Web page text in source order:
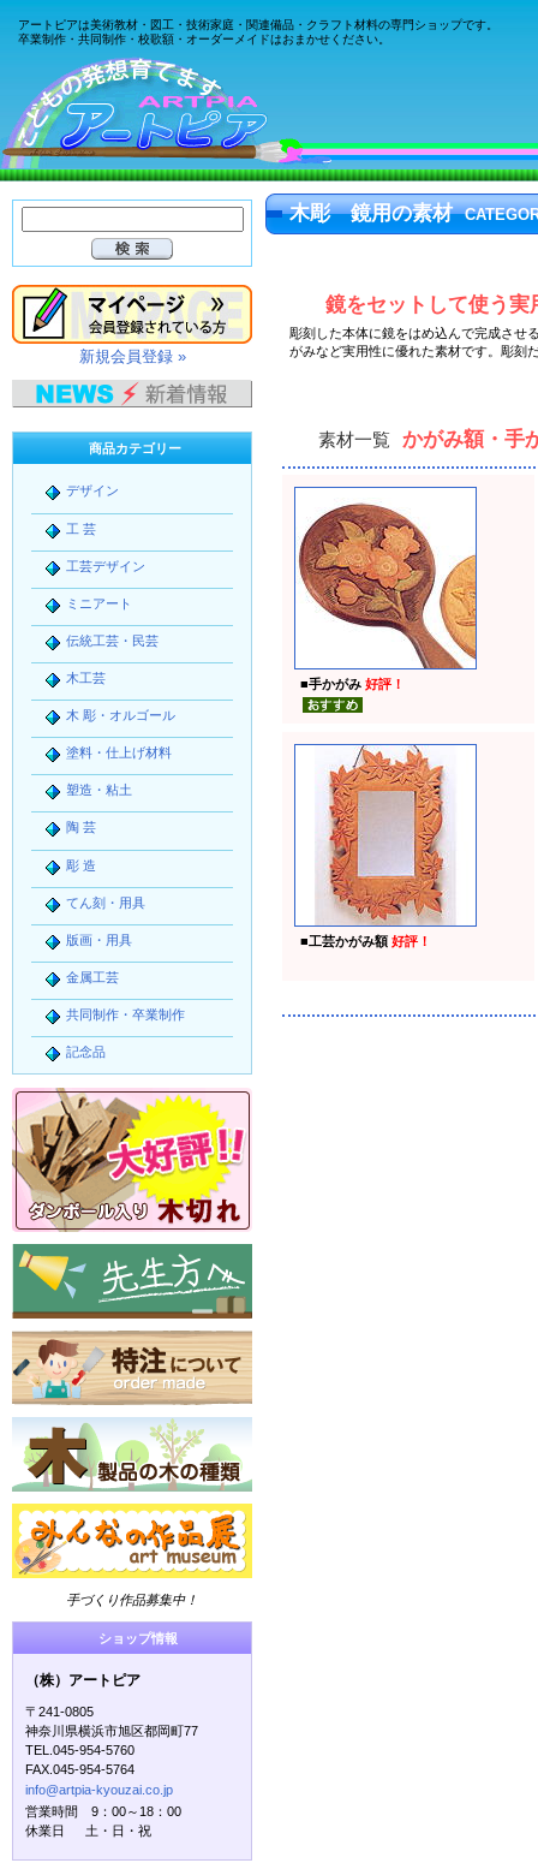
アートピアは美術教材・図工・技術家庭・関連備品・クラフト材料の専門ショップです。
卒業制作・共同制作・校歌額・オーダーメイドはおまかせください。
木彫 鏡用の素材
鏡をセットして使う実
彫刻した本体に鏡をはめ込んで完成させ
がみなど実用性に優れた素材です。彫刻
素材一覧 かがみ額・手
■手かがみ 好評！
■工芸かがみ額 好評！
新規会員登録 »
商品カテゴリー
デザイン
工 芸
工芸デザイン
ミニアート
伝統工芸・民芸
木工芸
木 彫・オルゴール
塗料・仕上げ材料
塑造・粘土
陶 芸
彫 造
てん刻・用具
版画・用具
金属工芸
共同制作・卒業制作
記念品
手づくり作品募集中！
ショップ情報
（株）アートピア
〒241-0805
神奈川県横浜市旭区都岡町77
TEL.045-954-5760
FAX.045-954-5764
info@artpia-kyouzai.co.jp
営業時間 9：00～18：00
休業日 土・日・祝